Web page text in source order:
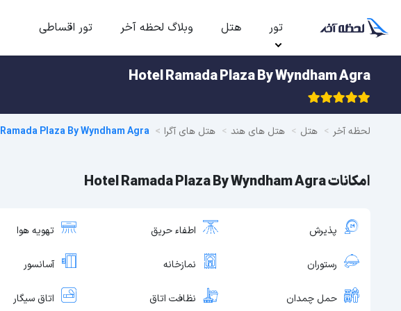
تور هتل وبلاگ لحظه آخر تور اقساطی
Hotel Ramada Plaza By Wyndham Agra
لحظه آخر هتل هتل های هند هتل های آگرا Ramada Plaza By Wyndham Agra
امکانات Hotel Ramada Plaza By Wyndham Agra
پذیرش اطفاء حریق تهویه هوا
رستوران نمازخانه آسانسور
حمل چمدان نظافت اتاق اتاق سیگار